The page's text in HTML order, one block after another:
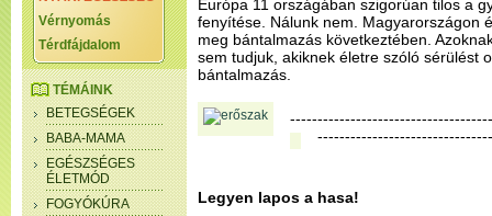
Vérnyomás
Térdfájdalom
TÉMÁINK
BETEGSÉGEK
BABA-MAMA
EGÉSZSÉGES
ÉLETMÓD
FOGYÓKÚRA
Európa 11 országában szigorúan tilos a
fenyítése. Nálunk nem. Magyarországon
meg bántalmazás következtében.
sem tudjuk, akiknek életre szóló sérülést
bántalmazás.
-------------------------------------
Legyen lapos a hasa!